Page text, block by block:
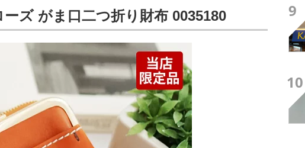
ズ がま口二つ折り財布 0035180 9
10